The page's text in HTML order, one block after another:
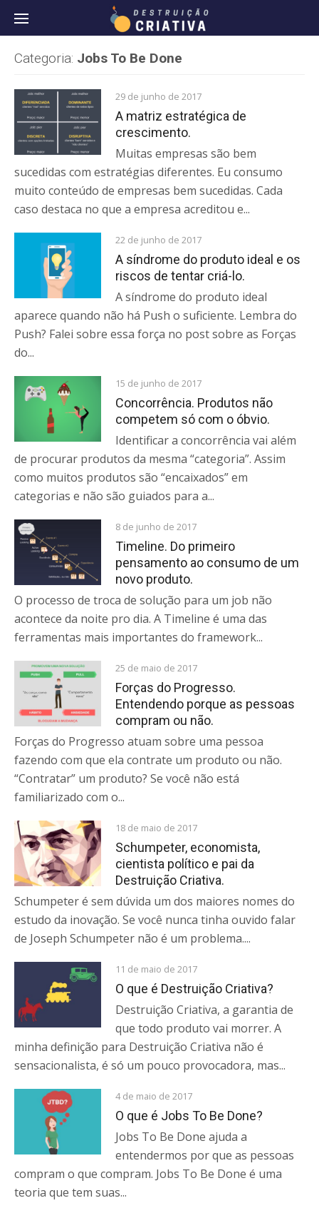
Categoria: Jobs To Be Done
29 de junho de 2017
A matriz estratégica de
crescimento.
Muitas empresas são bem
sucedidas com estratégias diferentes. Eu consumo
muito conteúdo de empresas bem sucedidas. Cada
caso destaca no que a empresa acreditou e...
22 de junho de 2017
A síndrome do produto ideal e os
riscos de tentar criá-lo.
A síndrome do produto ideal
aparece quando não há Push o suficiente. Lembra do
Push? Falei sobre essa força no post sobre as Forças
do...
15 de junho de 2017
Concorrência. Produtos não
competem só com o óbvio.
Identificar a concorrência vai além
de procurar produtos da mesma “categoria”. Assim
como muitos produtos são “encaixados” em
categorias e não são guiados para a...
8 de junho de 2017
Timeline. Do primeiro
pensamento ao consumo de um
novo produto.
O processo de troca de solução para um job não
acontece da noite pro dia. A Timeline é uma das
ferramentas mais importantes do framework...
25 de maio de 2017
Forças do Progresso.
Entendendo porque as pessoas
compram ou não.
Forças do Progresso atuam sobre uma pessoa
fazendo com que ela contrate um produto ou não.
“Contratar” um produto? Se você não está
familiarizado com o...
18 de maio de 2017
Schumpeter, economista,
cientista político e pai da
Destruição Criativa.
Schumpeter é sem dúvida um dos maiores nomes do
estudo da inovação. Se você nunca tinha ouvido falar
de Joseph Schumpeter não é um problema....
11 de maio de 2017
O que é Destruição Criativa?
Destruição Criativa, a garantia de
que todo produto vai morrer. A
minha definição para Destruição Criativa não é
sensacionalista, é só um pouco provocadora, mas...
4 de maio de 2017
O que é Jobs To Be Done?
Jobs To Be Done ajuda a
entendermos por que as pessoas
compram o que compram. Jobs To Be Done é uma
teoria que tem suas...